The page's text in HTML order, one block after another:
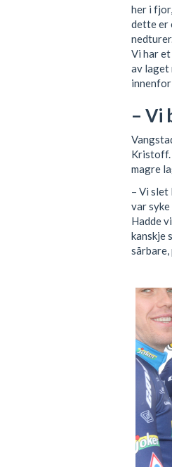
her i
dette er
Vi har
av laget
– Vi
Kristoff.
magre
– Vi slet
var
Hadde
kanskje
sårbare,